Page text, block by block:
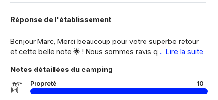
Réponse de l'établissement
Bonjour Marc, Merci beaucoup pour votre superbe retour
et cette belle note 🌟 ! Nous sommes ravis q ... Lire la suite
Notes détaillées du camping
Propreté 10